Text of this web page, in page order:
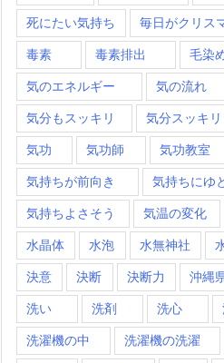
死にたい気持ち 毎日がクリス
毒素 毒素排出 毛染
気のエネルギー 気の流れ
気分もスッキリ 気分スッキリ
気功 気功師 気功教室
気持ちが前向き 気持ちにゆ
気持ちよさそう 気温の変化
水晶体 水泡 水無神社
決意 決断 決断力 沖縄
洗い 洗剤 洗心
洗濯機の中 洗濯機の洗濯